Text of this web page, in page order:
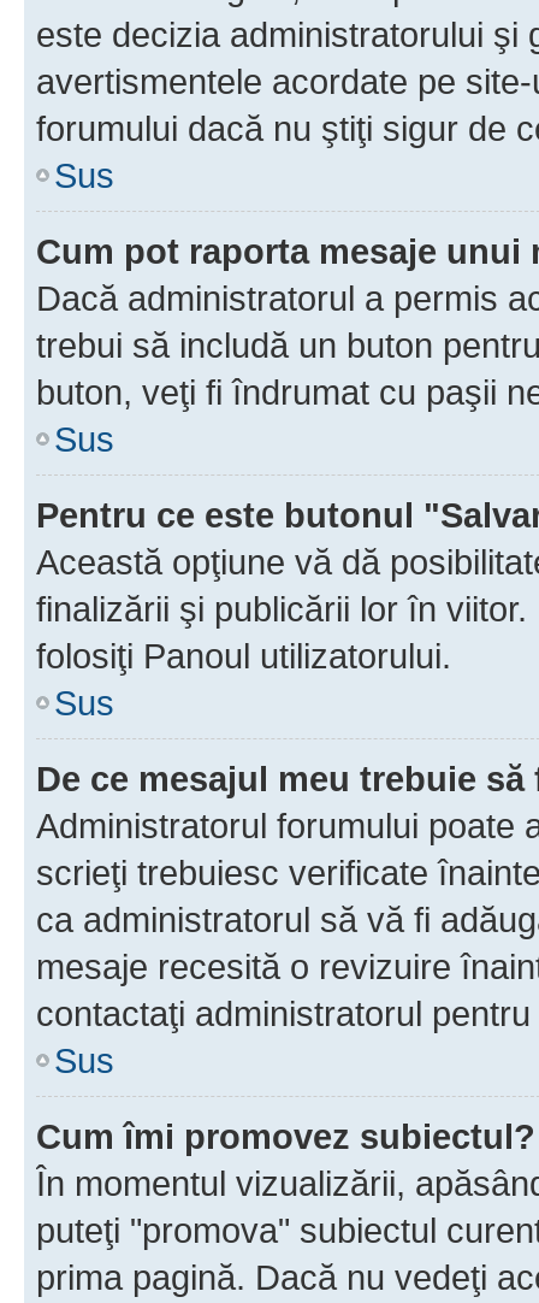
este decizia administratorului şi
avertismentele acordate pe
forumului dacă nu ştiţi sigur de
Sus
Cum pot raporta mesaje unui
Dacă administratorul a permis
trebui să includă un buton
buton, veţi fi îndrumat cu paşii
Sus
Pentru ce este butonul
Această opţiune vă dă
finalizării şi publicării lor în
folosiţi Panoul utilizatorului.
Sus
De ce mesajul meu trebuie
Administratorul forumului poate
scrieţi trebuiesc verificate
ca administratorul să vă fi
mesaje recesită o revizuire
contactaţi administratorul
Sus
Cum îmi promovez subiectul?
În momentul vizualizării,
puteţi "promova" subiectul
prima pagină. Dacă nu vedeţi